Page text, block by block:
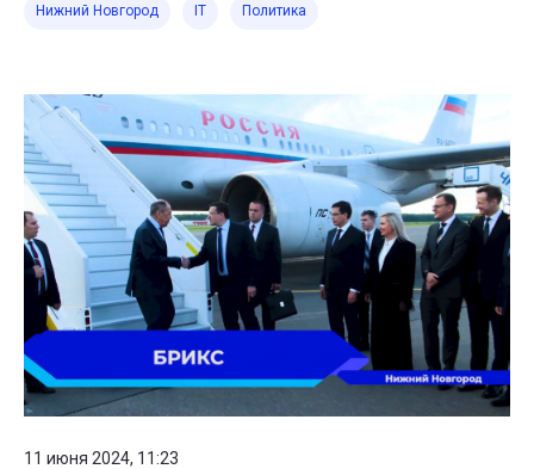
Нижний Новгород IT Политика
11 июня 2024, 11:23